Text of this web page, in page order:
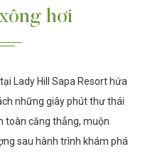
hơi
Lady Hill Sapa Resort hứa
những giây phút thư thái
toàn căng thẳng, muộn
sau hành trình khám phá